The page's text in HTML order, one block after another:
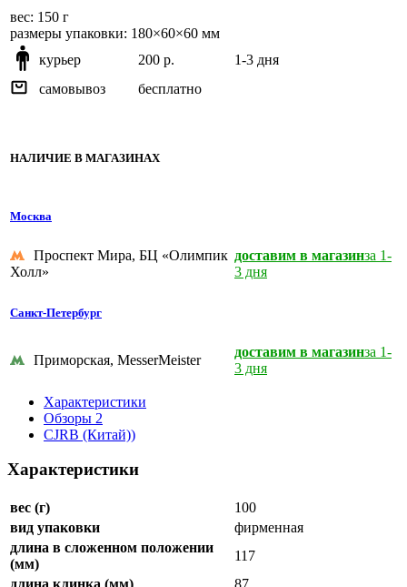
веc: 150 г
размеры упаковки: 180×60×60 мм
курьер
200 р.
1-3 дня
самовывоз
бесплатно
НАЛИЧИЕ В МАГАЗИНАХ
Москва
Проспект Мира, БЦ «Олимпик
Холл»
доставим в магазинза 1-
3 дня
Санкт-Петербург
Приморская, MesserMeister
доставим в магазинза 1-
3 дня
Характеристики
Обзоры 2
CJRB (Китай))
Характеристики
вес (г)
100
вид упаковки
фирменная
длина в сложенном положении
(мм)
117